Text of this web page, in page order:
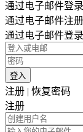
通过电子邮件登录
通过电子邮件注册
通过电子邮件登录
登入
注册 | 恢复密码
注册